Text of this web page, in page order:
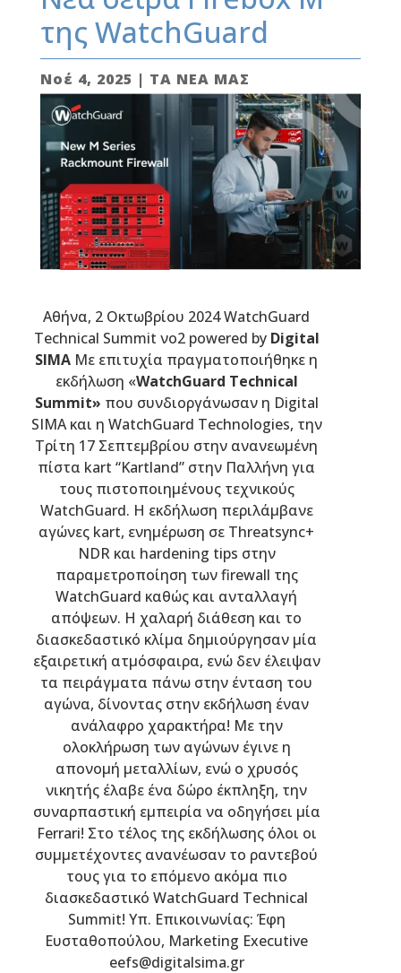
της WatchGuard
Νοέ 4, 2025 | ΤΑ ΝΕΑ ΜΑΣ
Αθήνα, 2 Οκτωβρίου 2024 WatchGuard
Technical Summit νο2 powered by Digital
SIMA Με επιτυχία πραγματοποιήθηκε η
εκδήλωση «WatchGuard Technical
Summit» που συνδιοργάνωσαν η Digital
SIMA και η WatchGuard Technologies, την
Τρίτη 17 Σεπτεμβρίου στην ανανεωμένη
πίστα kart “Kartland” στην Παλλήνη για
τους πιστοποιημένους τεχνικούς
WatchGuard. Η εκδήλωση περιλάμβανε
αγώνες kart, ενημέρωση σε Threatsync+
NDR και hardening tips στην
παραμετροποίηση των firewall της
WatchGuard καθώς και ανταλλαγή
απόψεων. Η χαλαρή διάθεση και το
διασκεδαστικό κλίμα δημιούργησαν μία
εξαιρετική ατμόσφαιρα, ενώ δεν έλειψαν
τα πειράγματα πάνω στην ένταση του
αγώνα, δίνοντας στην εκδήλωση έναν
ανάλαφρο χαρακτήρα! Με την
ολοκλήρωση των αγώνων έγινε η
απονομή μεταλλίων, ενώ ο χρυσός
νικητής έλαβε ένα δώρο έκπληξη, την
συναρπαστική εμπειρία να οδηγήσει μία
Ferrari! Στο τέλος της εκδήλωσης όλοι οι
συμμετέχοντες ανανέωσαν το ραντεβού
τους για τo επόμενο ακόμα πιο
διασκεδαστικό WatchGuard Technical
Summit! Υπ. Επικοινωνίας: Έφη
Ευσταθοπούλου, Marketing Executive
eefs@digitalsima.gr